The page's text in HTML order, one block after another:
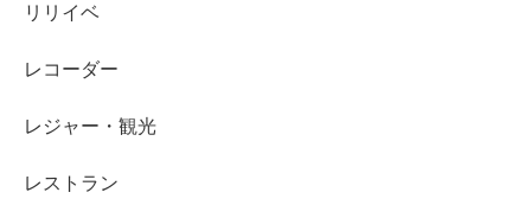
リリイベ
レコーダー
レジャー・観光
レストラン